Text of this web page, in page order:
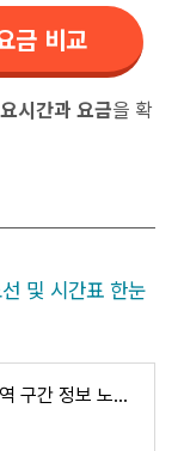
금 비교
시간과 요금을 확
및 시간표 한눈
GTX A 운정중앙역~서울역 구간 정보 노선 및 시간표 한눈에 정리!